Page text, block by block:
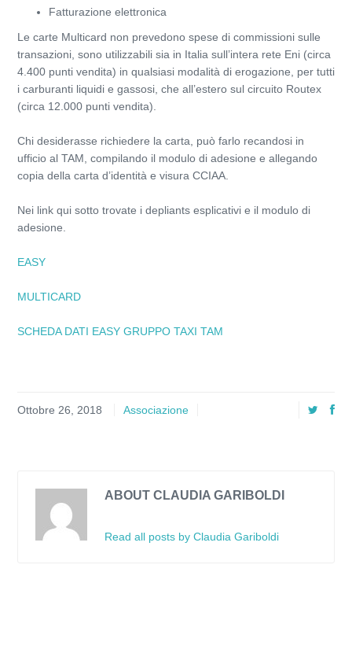
Fatturazione elettronica
Le carte Multicard non prevedono spese di commissioni sulle
transazioni, sono utilizzabili sia in Italia sull’intera rete Eni (circa
4.400 punti vendita) in qualsiasi modalità di erogazione, per tutti
i carburanti liquidi e gassosi, che all’estero sul circuito Routex
(circa 12.000 punti vendita).
Chi desiderasse richiedere la carta, può farlo recandosi in
ufficio al TAM, compilando il modulo di adesione e allegando
copia della carta d’identità e visura CCIAA.
Nei link qui sotto trovate i depliants esplicativi e il modulo di
adesione.
EASY
MULTICARD
SCHEDA DATI EASY GRUPPO TAXI TAM
Ottobre 26, 2018 Associazione
ABOUT CLAUDIA GARIBOLDI
Read all posts by Claudia Gariboldi